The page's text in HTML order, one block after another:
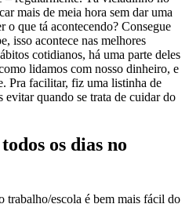
mais de meia hora sem dar uma
o que tá acontecendo? Consegue
isso acontece nas melhores
cotidianos, há uma parte deles
lidamos com nosso dinheiro, e
Pra facilitar, fiz uma listinha de
evitar quando se trata de cuidar do
os dias no
trabalho/escola é bem mais fácil do